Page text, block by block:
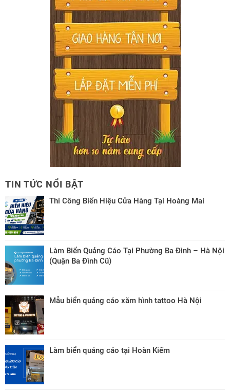
TIN TỨC NỔI BẬT
Thi Công Biển Hiệu Cửa Hàng Tại Hoàng Mai
Làm Biển Quảng Cáo Tại Phường Ba Đình – Hà Nội
(Quận Ba Đình Cũ)
Mẫu biển quảng cáo xăm hình tattoo Hà Nội
Làm biển quảng cáo tại Hoàn Kiếm